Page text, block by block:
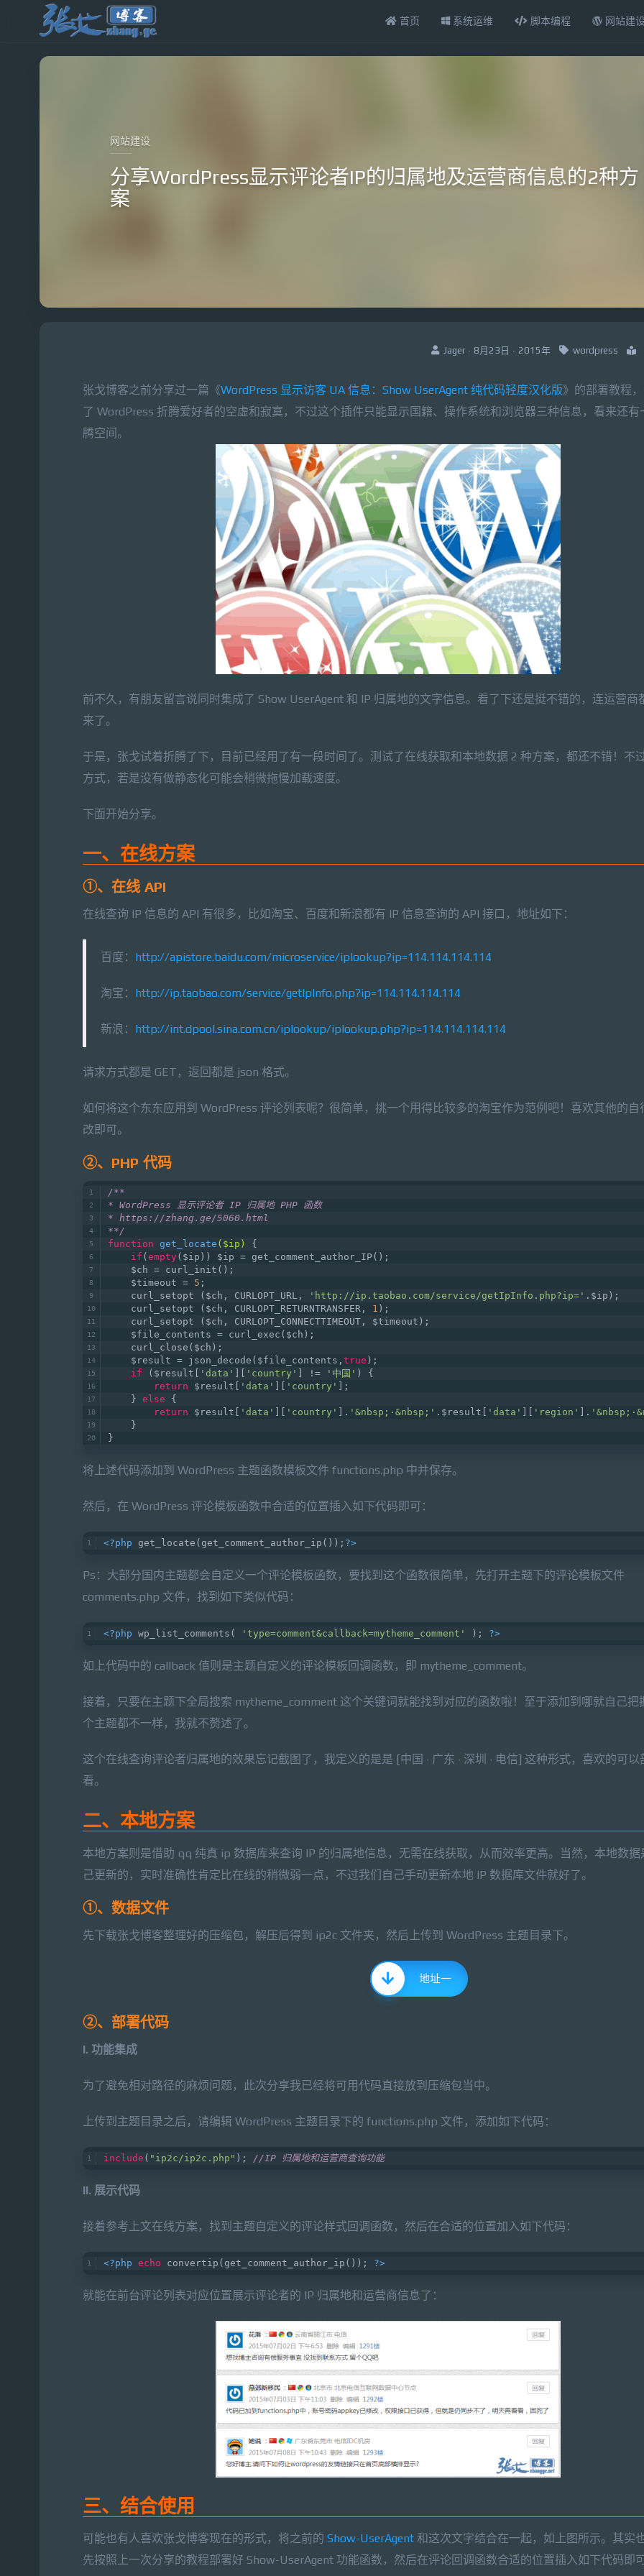
首页 系统运维 脚本编程 网站建
网站建设
分享WordPress显示评论者IP的归属地及运营商信息的2种方
案
Jager · 8月23日 · 2015年 wordpress
张戈博客之前分享过一篇《WordPress 显示访客 UA 信息：Show UserAgent 纯代码轻度汉化版》的部署教程
了 WordPress 折腾爱好者的空虚和寂寞，不过这个插件只能显示国籍、操作系统和浏览器三种信息，看来还有
腾空间。
前不久，有朋友留言说同时集成了 Show UserAgent 和 IP 归属地的文字信息。看了下还是挺不错的，连运营商
来了。
于是，张戈试着折腾了下，目前已经用了有一段时间了。测试了在线获取和本地数据 2 种方案，都还不错！不
方式，若是没有做静态化可能会稍微拖慢加载速度。
下面开始分享。
一、在线方案
①、在线 API
在线查询 IP 信息的 API 有很多，比如淘宝、百度和新浪都有 IP 信息查询的 API 接口，地址如下：
百度： http://apistore.baidu.com/microservice/iplookup?ip=114.114.114.114
淘宝： http://ip.taobao.com/service/getIpInfo.php?ip=114.114.114.114
新浪： http://int.dpool.sina.com.cn/iplookup/iplookup.php?ip=114.114.114.114
请求方式都是 GET，返回都是 json 格式。
如何将这个东东应用到 WordPress 评论列表呢？很简单，挑一个用得比较多的淘宝作为范例吧！喜欢其他的自
改即可。
②、PHP 代码
/**
* WordPress 显示评论者 IP 归属地 PHP 函数
* https://zhang.ge/5060.html
**/
function get_locate ($ip)
{
if ( empty($ip)) $ip = get_comment_author_IP();
    $ch = curl_init();
    $timeout =
5 ;
    curl_setopt ($ch, CURLOPT_URL,
'http://ip.taobao.com/service/getIpInfo.php?ip=' .$ip);
    curl_setopt ($ch, CURLOPT_RETURNTRANSFER,
1 );
    curl_setopt ($ch, CURLOPT_CONNECTTIMEOUT, $timeout);
    $file_contents = curl_exec($ch);
    curl_close($ch);
    $result = json_decode($file_contents,
true );
if ($result[ 'data' 'country' ] != '中国' ) {
return $result[ 'data' 'country'
];
    }
else {
return $result[ 'data' 'country' ]. '&nbsp;·&nbsp;' .$result[ 'data' 'region' ].
    }
}
将上述代码添加到 WordPress 主题函数模板文件 functions.php 中并保存。
然后，在 WordPress 评论模板函数中合适的位置插入如下代码即可：
<?php get_locate(get_comment_author_ip()); ?>
Ps：大部分国内主题都会自定义一个评论模板函数，要找到这个函数很简单，先打开主题下的评论模板文件
comments.php 文件，找到如下类似代码：
<?php wp_list_comments( 'type=comment&callback=mytheme_comment' ); ?>
如上代码中的 callback 值则是主题自定义的评论模板回调函数，即 mytheme_comment。
接着，只要在主题下全局搜索 mytheme_comment 这个关键词就能找到对应的函数啦！至于添加到哪就自己把
个主题都不一样，我就不赘述了。
这个在线查询评论者归属地的效果忘记截图了，我定义的是是 [中国 · 广东 · 深圳 · 电信] 这种形式，喜欢的可以
看。
二、本地方案
本地方案则是借助 qq 纯真 ip 数据库来查询 IP 的归属地信息，无需在线获取，从而效率更高。当然，本地数据
己更新的，实时准确性肯定比在线的稍微弱一点，不过我们自己手动更新本地 IP 数据库文件就好了。
①、数据文件
先下载张戈博客整理好的压缩包，解压后得到 ip2c 文件夹，然后上传到 WordPress 主题目录下。
地址一
②、部署代码
I. 功能集成
为了避免相对路径的麻烦问题，此次分享我已经将可用代码直接放到压缩包当中。
上传到主题目录之后，请编辑 WordPress 主题目录下的 functions.php 文件，添加如下代码：
include ( "ip2c/ip2c.php" ); //IP 归属地和运营商查询功能
II. 展示代码
接着参考上文在线方案，找到主题自定义的评论样式回调函数，然后在合适的位置加入如下代码：
<?php echo convertip(get_comment_author_ip()); ?>
就能在前台评论列表对应位置展示评论者的 IP 归属地和运营商信息了：
三、结合使用
可能也有人喜欢张戈博客现在的形式，将之前的 Show-UserAgent 和这次文字结合在一起，如上图所示。其实
先按照上一次分享的教程部署好 Show-UserAgent 功能函数，然后在评论回调函数合适的位置插入如下代码即可